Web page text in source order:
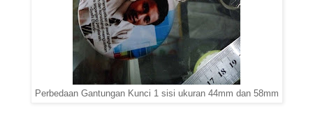
Perbedaan Gantungan Kunci 1 sisi ukuran 44mm dan 58mm